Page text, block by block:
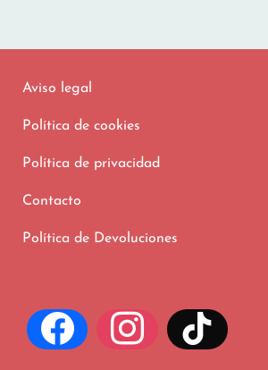
Aviso legal
Política de cookies
Política de privacidad
Contacto
Política de Devoluciones